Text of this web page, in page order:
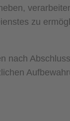
zu
nach